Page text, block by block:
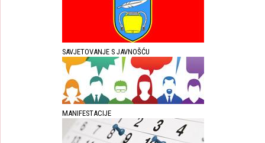
SAVJETOVANJE S JAVNOŠĆU
MANIFESTACIJE